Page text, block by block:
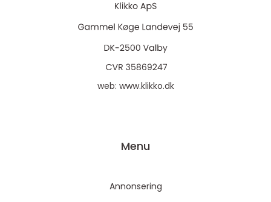
web: www.klikko.dk
Menu
Annonsering